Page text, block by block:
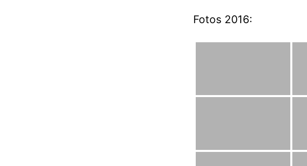
Fotos 2016: